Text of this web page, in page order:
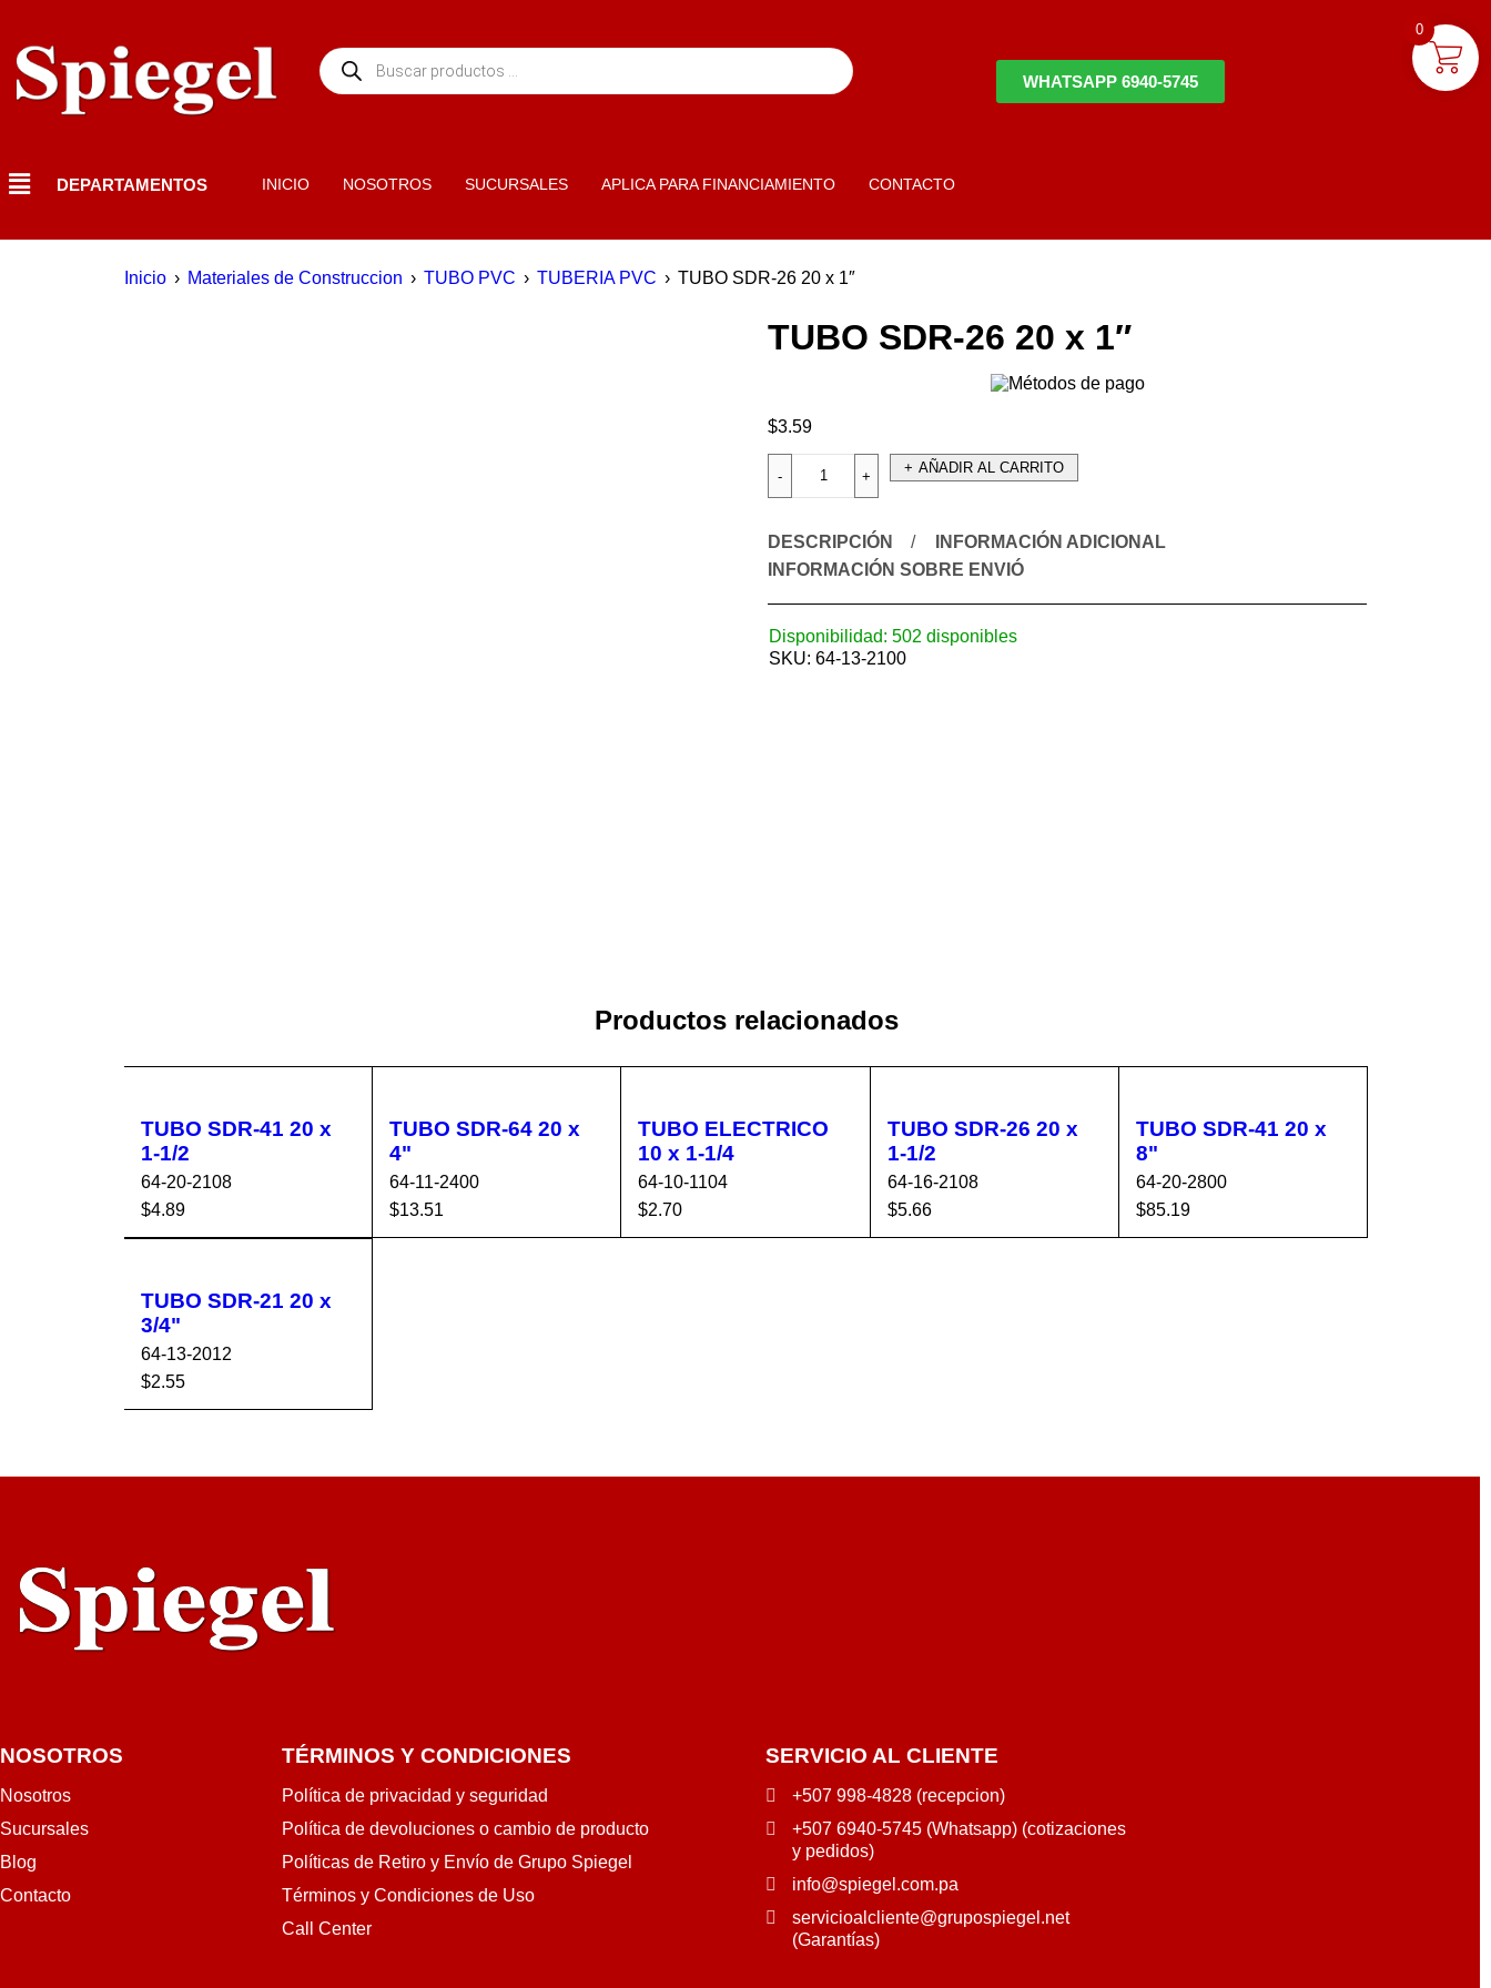
WHATSAPP 6940-5745
DEPARTAMENTOS INICIO NOSOTROS SUCURSALES APLICA PARA FINANCIAMIENTO CONTACTO
Inicio › Materiales de Construccion › TUBO PVC › TUBERIA PVC › TUBO SDR-26 20 x 1″
TUBO SDR-26 20 x 1″
$3.59
AÑADIR AL CARRITO
DESCRIPCIÓN
INFORMACIÓN ADICIONAL
INFORMACIÓN SOBRE ENVIÓ
Disponibilidad: 502 disponibles
SKU: 64-13-2100
Productos relacionados
TUBO SDR-41 20 x
1-1/2
64-20-2108
$4.89
AÑADIR AL CA
VISTA
TUBO SDR-64 20 x
4"
64-11-2400
$13.51
AÑADIR AL CA
VISTA
TUBO ELECTRICO
10 x 1-1/4
64-10-1104
$2.70
AÑADIR AL CA
VISTA
TUBO SDR-26 20 x
1-1/2
64-16-2108
$5.66
AÑADIR AL CA
VISTA
TUBO SDR-41 20 x
8"
64-20-2800
$85.19
AÑADIR AL CA
VISTA
TUBO SDR-21 20 x
3/4"
64-13-2012
$2.55
AÑADIR AL CA
VISTA
NOSOTROS
Nosotros
Sucursales
Blog
Contacto
TÉRMINOS Y CONDICIONES
Política de privacidad y seguridad
Política de devoluciones o cambio de producto
Políticas de Retiro y Envío de Grupo Spiegel
Términos y Condiciones de Uso
Call Center
SERVICIO AL CLIENTE
+507 998-4828 (recepcion)
+507 6940-5745 (Whatsapp) (cotizaciones
y pedidos)
info@spiegel.com.pa
servicioalcliente@grupospiegel.net
(Garantías)
0